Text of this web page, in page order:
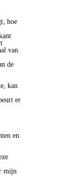
hoe
van
de
kan
er
en
mijn